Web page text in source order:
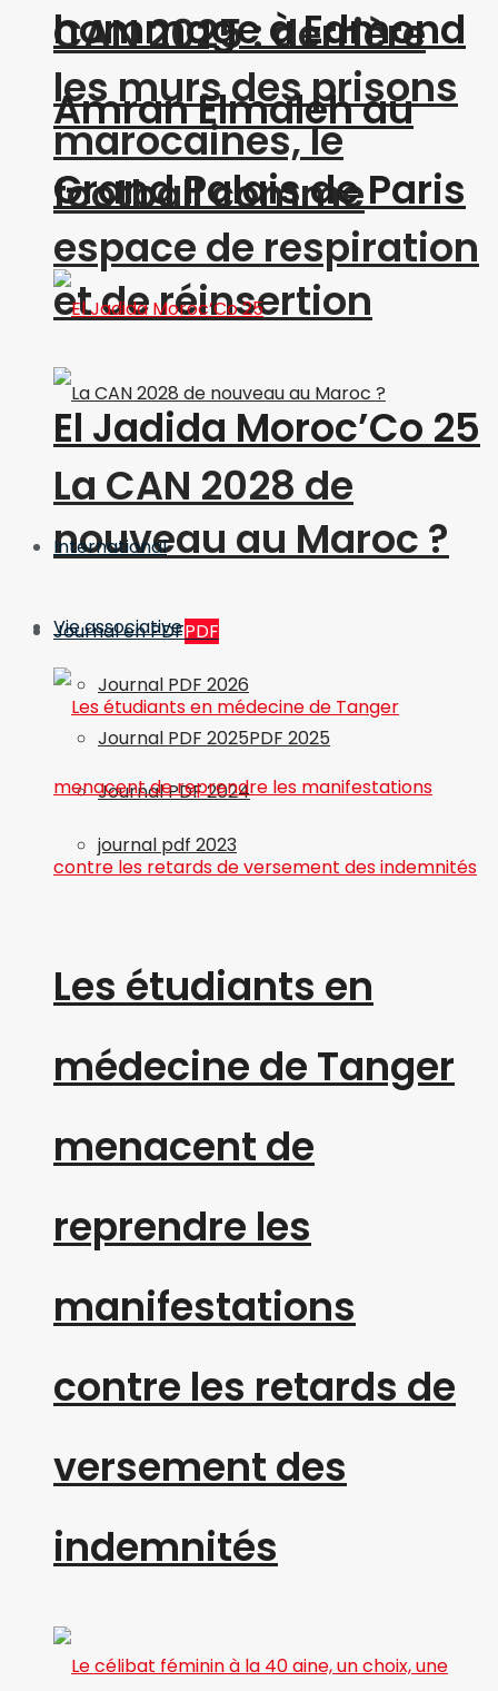
CAN 2025 : derrière
les murs des prisons
marocaines, le
football comme
espace de respiration
et de réinsertion
La CAN 2028 de
nouveau au Maroc ?
Journal en PDFPDF
Journal PDF 2026
Journal PDF 2025PDF 2025
Journal PDF 2024
journal pdf 2023
hommage à Edmond
Amran Elmaleh au
Grand Palais de Paris
El Jadida Moroc’Co 25
International
Vie associative
Les étudiants en
médecine de Tanger
menacent de
reprendre les
manifestations
contre les retards de
versement des
indemnités